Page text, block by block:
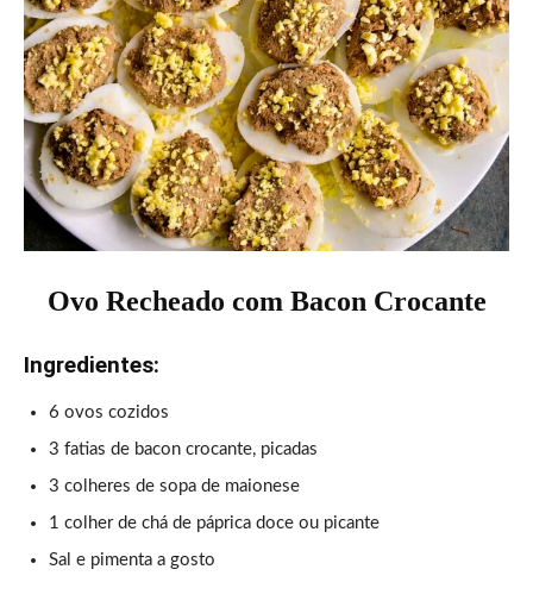
Ovo Recheado com Bacon Crocante
Ingredientes:
6 ovos cozidos
3 fatias de bacon crocante, picadas
3 colheres de sopa de maionese
1 colher de chá de páprica doce ou picante
Sal e pimenta a gosto